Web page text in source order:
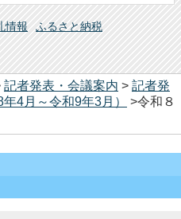
情報
ふるさと納税
記者発表・会議案内 > 記者発
4月～令和9年3月）
>令和８